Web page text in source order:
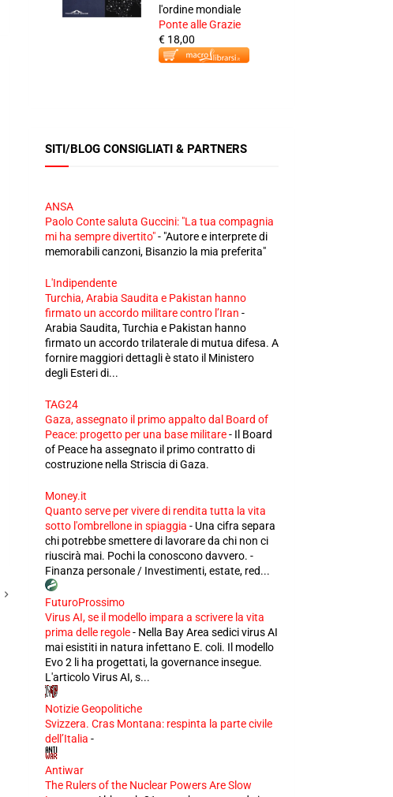
l'ordine mondiale
Ponte alle Grazie
€ 18,00
SITI/BLOG CONSIGLIATI & PARTNERS
ANSA
Paolo Conte saluta Guccini: "La tua compagnia
mi ha sempre divertito"- "Autore e interprete di
memorabili canzoni, Bisanzio la mia preferita"
L'Indipendente
Turchia, Arabia Saudita e Pakistan hanno
firmato un accordo militare contro l’Iran -
Arabia Saudita, Turchia e Pakistan hanno
firmato un accordo trilaterale di mutua difesa. A
fornire maggiori dettagli è stato il Ministero
degli Esteri di...
TAG24
Gaza, assegnato il primo appalto dal Board of
Peace: progetto per una base militare- Il Board
of Peace ha assegnato il primo contratto di
costruzione nella Striscia di Gaza.
Money.it
Quanto serve per vivere di rendita tutta la vita
sotto l'ombrellone in spiaggia - Una cifra separa
chi potrebbe smettere di lavorare da chi non ci
riuscirà mai. Pochi la conoscono davvero. -
Finanza personale / Investimenti, estate, red...
FuturoProssimo
Virus AI, se il modello impara a scrivere la vita
prima delle regole- Nella Bay Area sedici virus AI
mai esistiti in natura infettano E. coli. Il modello
Evo 2 li ha progettati, la governance insegue.
L'articolo Virus AI, s...
Notizie Geopolitiche
Svizzera. Cras Montana: respinta la parte civile
dell’Italia -
Antiwar
The Rulers of the Nuclear Powers Are Slow